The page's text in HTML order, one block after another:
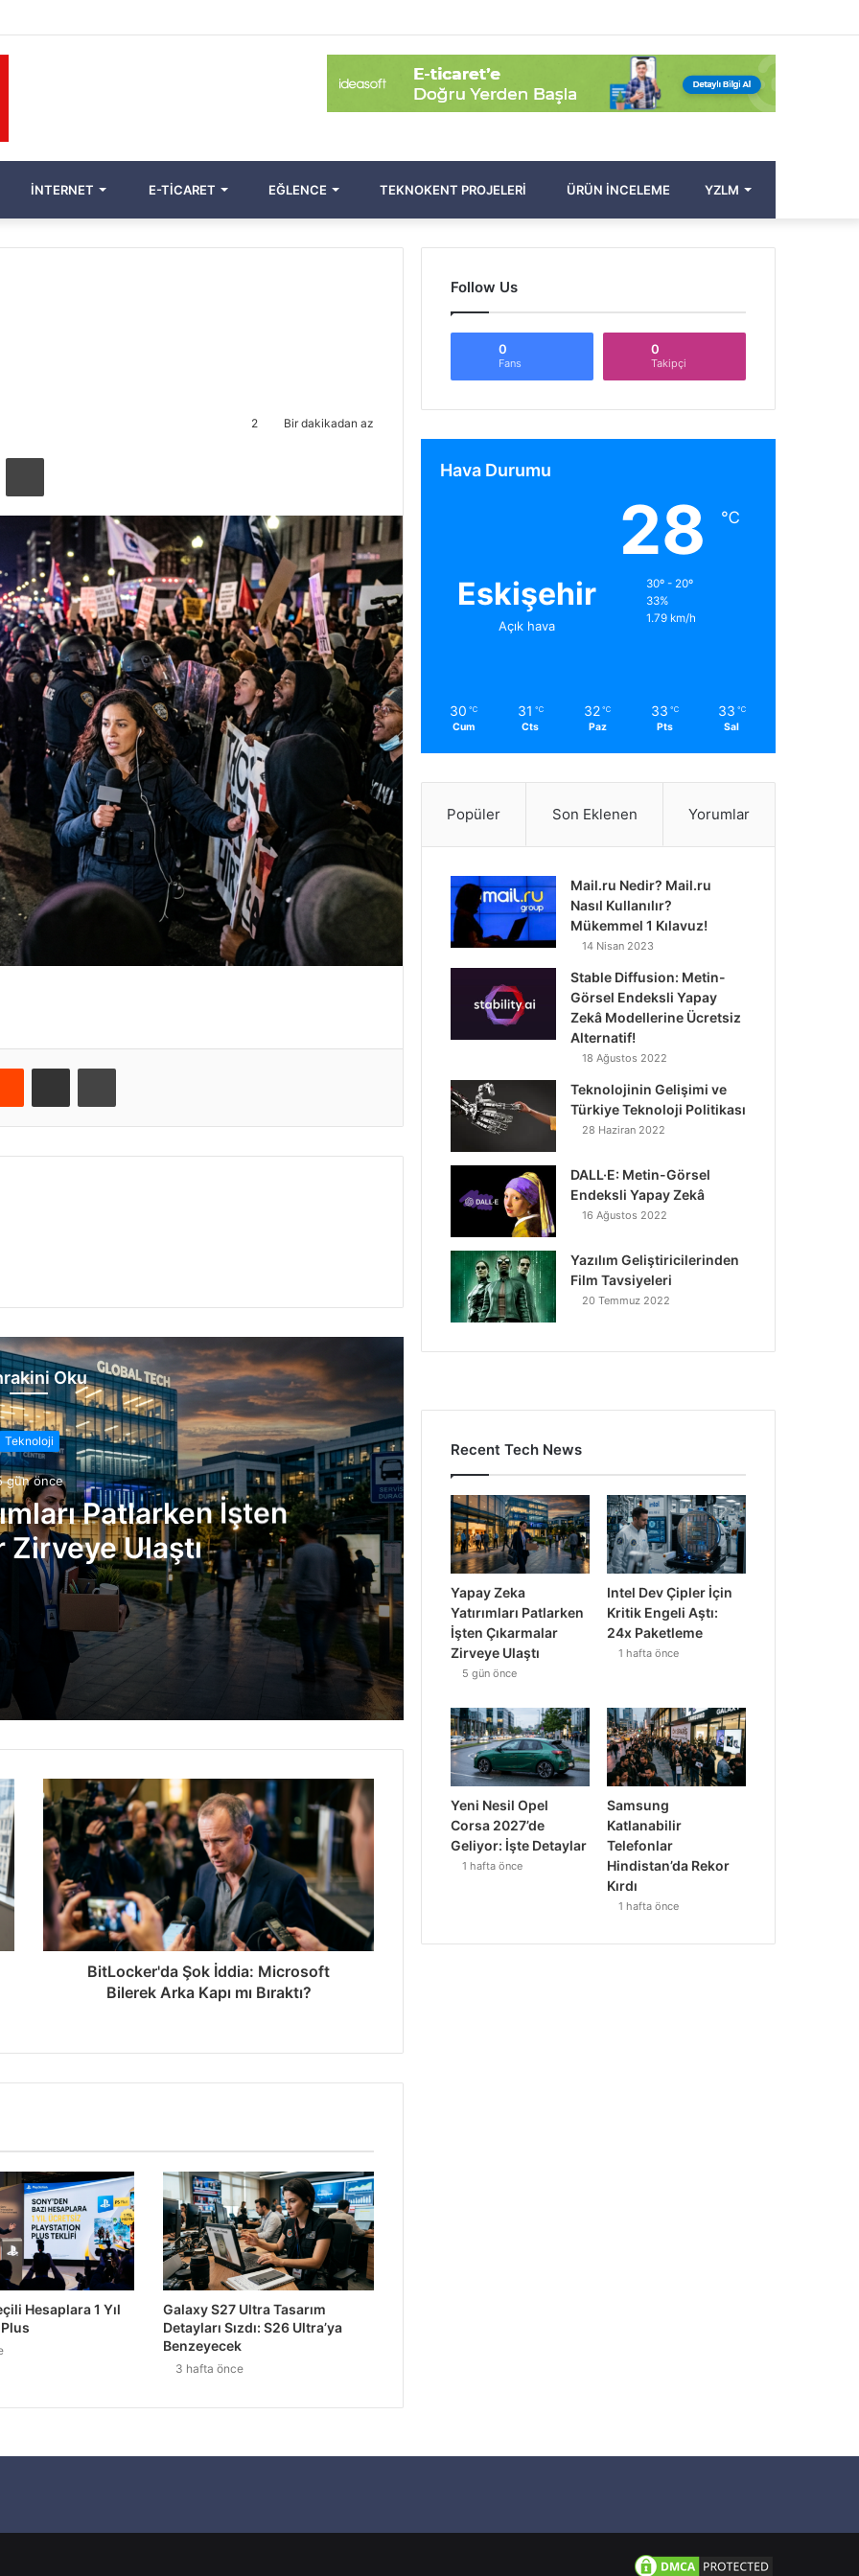
yap
...
Bölmesi
Makale
Ol
İNTERNET E-TICARET EĞLENCE TEKNOKENT PROJELERI ÜRÜN İNCELEME YZLM
2 Bir dakikadan az
Oku
Teknoloji
gün önce
Patlarken İşten
Zirveye Ulaştı
Zirveye Ulaştı
Paketleme
Detaylar
Rekor Kırdı
%68 Daha Güvenli
Ertelendi
BitLocker'da Şok İddia: Microsoft
Bilerek Arka Kapı mı Bıraktı?
Hesaplara 1 Yıl
Galaxy S27 Ultra Tasarım
Detayları Sızdı: S26 Ultra’ya
Benzeyecek
3 hafta önce
Follow Us
0
Fans
0
Takipçi
Hava Durumu
Eskişehir
Açık hava
28 ℃
30º - 20º
33%
1.79 km/h
30 ℃
Cum
31 ℃
Cts
32 ℃
Paz
33 ℃
Pts
33 ℃
Sal
Popüler Son Eklenen Yorumlar
Mail.ru Nedir? Mail.ru
Nasıl Kullanılır?
Mükemmel 1 Kılavuz!
14 Nisan 2023
Stable Diffusion: Metin-
Görsel Endeksli Yapay
Zekâ Modellerine Ücretsiz
Alternatif!
18 Ağustos 2022
Teknolojinin Gelişimi ve
Türkiye Teknoloji Politikası
28 Haziran 2022
DALL·E: Metin-Görsel
Endeksli Yapay Zekâ
16 Ağustos 2022
Yazılım Geliştiricilerinden
Film Tavsiyeleri
20 Temmuz 2022
Recent Tech News
Yapay Zeka
Yatırımları Patlarken
İşten Çıkarmalar
Zirveye Ulaştı
5 gün önce
Intel Dev Çipler İçin
Kritik Engeli Aştı:
24x Paketleme
1 hafta önce
Yeni Nesil Opel
Corsa 2027’de
Geliyor: İşte Detaylar
1 hafta önce
Samsung
Katlanabilir
Telefonlar
Hindistan’da Rekor
Kırdı
1 hafta önce